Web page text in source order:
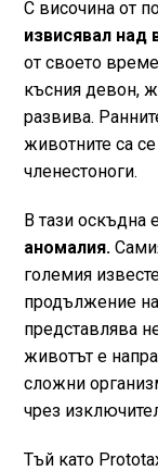
С височина от
извисявал над
от своето
късния девон,
развива.
животните са
членестоноги.
В тази оскъдна
аномалия.
големия
продължение
представлява
животът е
сложни
чрез
Тъй като